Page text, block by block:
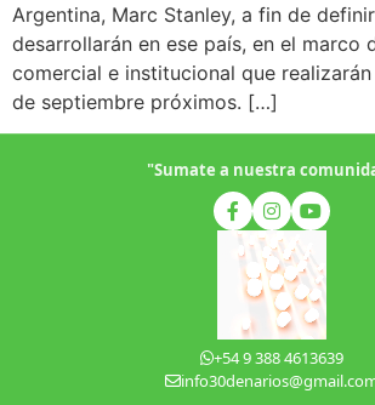
Argentina, Marc Stanley, a fin de
desarrollarán en ese país, en el marco
comercial e institucional que
de septiembre próximos. […]
"Sumate a nuestra
+54 9 388 4613639